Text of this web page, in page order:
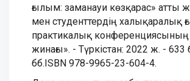
ғылым: заманауи көзқарас» атты
мен студенттердің халықаралық
практикалық конференциясының
жинағы». - Түркістан: 2022 ж. - 633
бб.ISBN 978-9965-23-604-4.